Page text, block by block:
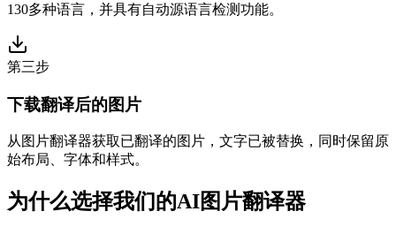
130多种语言，并具有自动源语言检测功能。
第三步
下载翻译后的图片
从图片翻译器获取已翻译的图片，文字已被替换，同时保留原
始布局、字体和样式。
为什么选择我们的AI图片翻译器